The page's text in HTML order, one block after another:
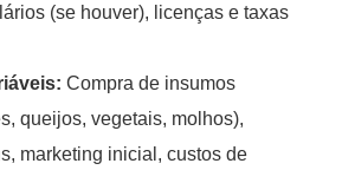
(se houver), licenças e taxas
Compra de insumos
queijos, vegetais, molhos),
marketing inicial, custos de